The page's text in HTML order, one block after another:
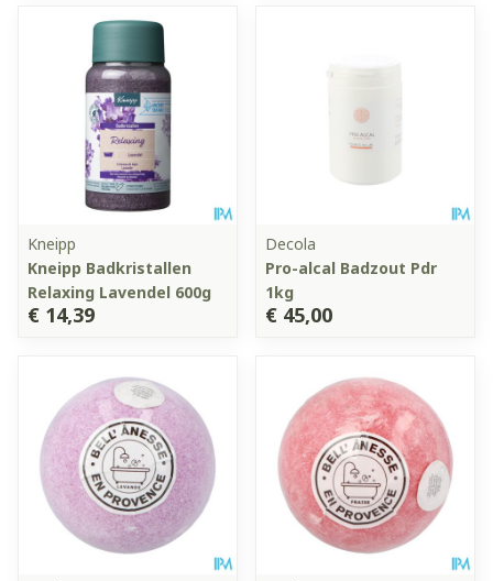
Kneipp
Kneipp Badkristallen
Relaxing Lavendel 600g
€ 14,39
Decola
Pro-alcal Badzout Pdr
1kg
€ 45,00